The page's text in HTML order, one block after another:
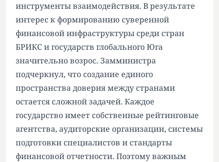
инструменты взаимодействия. В результате
интерес к формированию суверенной
финансовой инфраструктуры среди стран
БРИКС и государств глобального Юга
значительно возрос. Замминистра
подчеркнул, что создание единого
пространства доверия между странами
остается сложной задачей. Каждое
государство имеет собственные рейтинговые
агентства, аудиторские организации, системы
подготовки специалистов и стандарты
финансовой отчетности. Поэтому важным